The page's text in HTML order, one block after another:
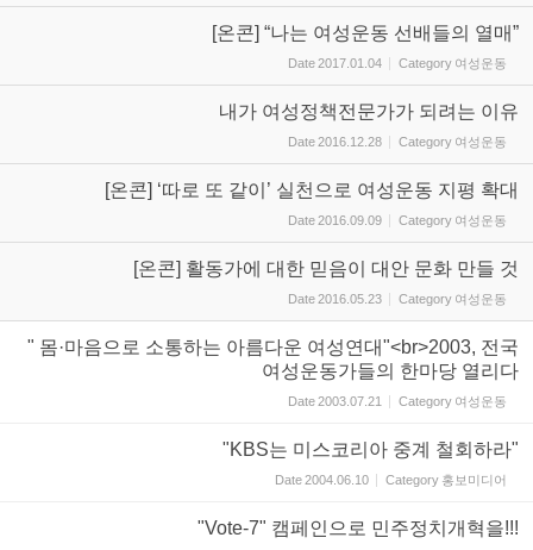
[온콘] “나는 여성운동 선배들의 열매”
Date2017.01.04 Category 여성운동
내가 여성정책전문가가 되려는 이유
Date2016.12.28 Category 여성운동
[온콘] ‘따로 또 같이’ 실천으로 여성운동 지평 확대
Date2016.09.09 Category 여성운동
[온콘] 활동가에 대한 믿음이 대안 문화 만들 것
Date2016.05.23 Category 여성운동
" 몸·마음으로 소통하는 아름다운 여성연대"<br>2003, 전국
여성운동가들의 한마당 열리다
Date2003.07.21 Category 여성운동
"KBS는 미스코리아 중계 철회하라"
Date2004.06.10 Category 홍보미디어
"Vote-7" 캠페인으로 민주정치개혁을!!!